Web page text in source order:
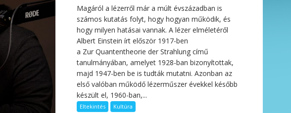
Magáról a lézerről már a múlt évszázadban is
számos kutatás folyt, hogy hogyan működik, és
hogy milyen hatásai vannak. A lézer elméletéről
Albert Einstein írt először 1917-ben
a Zur Quantentheorie der Strahlung című
tanulmányában, amelyet 1928-ban bizonyítottak,
majd 1947-ben be is tudták mutatni. Azonban az
első valóban működő lézerműszer évekkel később
készült el, 1960-ban,...
Eltekintés Kultúra